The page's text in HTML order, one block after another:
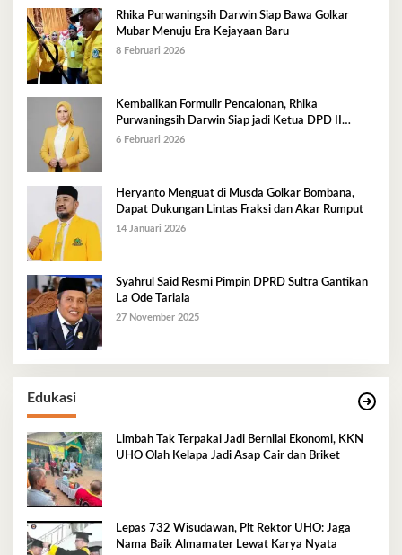
Rhika Purwaningsih Darwin Siap Bawa Golkar
Mubar Menuju Era Kejayaan Baru
8 Februari 2026
Kembalikan Formulir Pencalonan, Rhika
Purwaningsih Darwin Siap jadi Ketua DPD II
Golkar Mubar
6 Februari 2026
Heryanto Menguat di Musda Golkar Bombana,
Dapat Dukungan Lintas Fraksi dan Akar Rumput
14 Januari 2026
Syahrul Said Resmi Pimpin DPRD Sultra Gantikan
La Ode Tariala
27 November 2025
Edukasi
Limbah Tak Terpakai Jadi Bernilai Ekonomi, KKN
UHO Olah Kelapa Jadi Asap Cair dan Briket
Lepas 732 Wisudawan, Plt Rektor UHO: Jaga
Nama Baik Almamater Lewat Karya Nyata